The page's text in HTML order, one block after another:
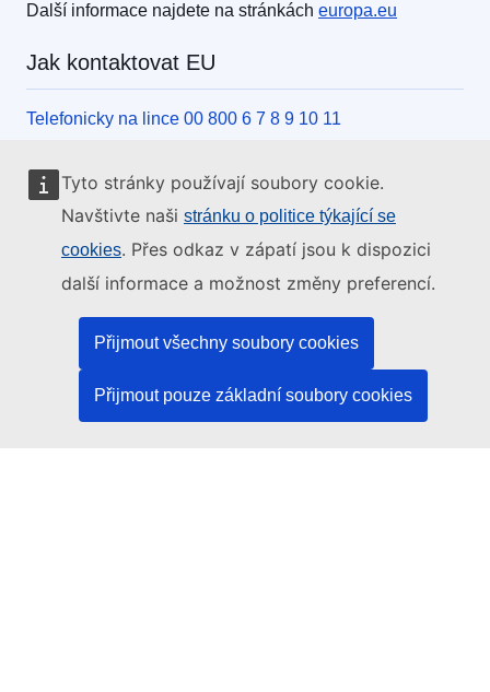
Tyto stránky používají soubory cookie.
Navštivte naši stránku o politice týkající se
cookies. Přes odkaz v zápatí jsou k dispozici
další informace a možnost změny preferencí.
Přijmout všechny soubory cookies
Přijmout pouze základní soubory cookies
Další informace najdete na stránkách europa.eu
Jak kontaktovat EU
Telefonicky na lince 00 800 6 7 8 9 10 11
Písemně, pomocí kontaktního formuláře
Osobně, v kontaktním místě EU
Sociální média
Vyhledávání informačních kanálů EU v sociálních
médiích
Orgány a instituce EU